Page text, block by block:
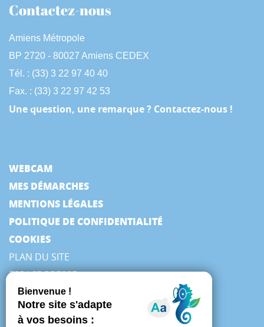
Contactez-nous
Amiens Métropole
BP 2720 - 80027 Amiens CEDEX
Tél. : (33) 3 22 97 40 40
Fax. : (33) 3 22 97 42 53
Une question, une remarque ? Contactez-nous !
WEBCAM
MES DÉMARCHES
MENTIONS LÉGALES
POLITIQUE DE CONFIDENTIALITÉ
COOKIES
PLAN DU SITE
ESPACE PRESSE